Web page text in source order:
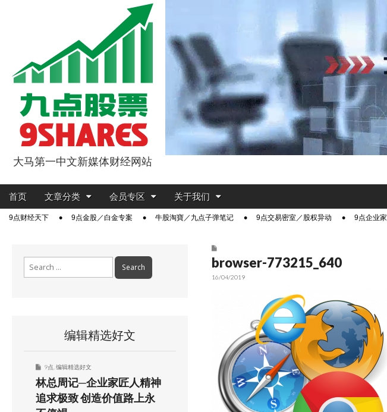
9点股票
大马第一中文新媒体财经网站
Main
Skip
content
首页 文章分类 会员专区 关于我们
Sub9点财经天下 9点金股／白金专案 牛股淘寶／九点子弹笔记 9点交易密室／股权异动 9点企业家
browser-773215_640
16/04/2019
编辑精选好文
9点 编辑精选好文
林总周记─企业家匠人精神
追求极致 创造价值路上永